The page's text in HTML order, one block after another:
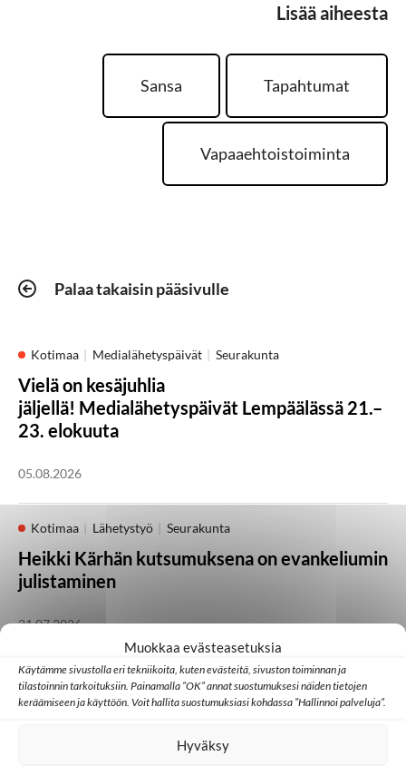
Muokkaa evästeasetuksia
Käytämme sivustolla eri tekniikoita, kuten evästeitä, sivuston toiminnan ja
tilastoinnin tarkoituksiin. Painamalla ”OK” annat suostumuksesi näiden tietojen
keräämiseen ja käyttöön. Voit hallita suostumuksiasi kohdassa ”Hallinnoi palveluja”.
Hyväksy
Lisää aiheesta
Sansa Tapahtumat
Vapaaehtoistoiminta
Palaa takaisin pääsivulle
Kotimaa Medialähetyspäivät Seurakunta
Vielä on kesäjuhlia
jäljellä! Medialähetyspäivät Lempäälässä 21.–
23. elokuuta
05.08.2026
Kotimaa Lähetystyö Seurakunta
Heikki Kärhän kutsumuksena on evankeliumin
julistaminen
21.07.2026
Huomisen yhteisöt Japani Kambodža Ulkomaat
Millainen kristillinen some toimii Aasiassa?